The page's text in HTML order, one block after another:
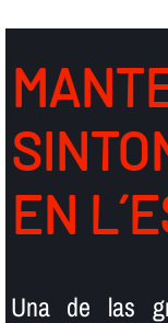
EN
Una de las